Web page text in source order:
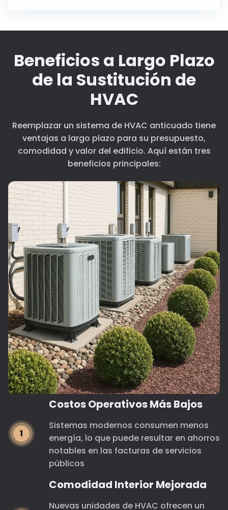
Beneficios a Largo Plazo
de la Sustitución de
HVAC
Reemplazar un sistema de HVAC anticuado tiene
ventajas a largo plazo para su presupuesto,
comodidad y valor del edificio. Aquí están tres
beneficios principales:
Costos Operativos Más Bajos
Sistemas modernos consumen menos
energía, lo que puede resultar en ahorros
notables en las facturas de servicios
públicos
Comodidad Interior Mejorada
Nuevas unidades de HVAC ofrecen un